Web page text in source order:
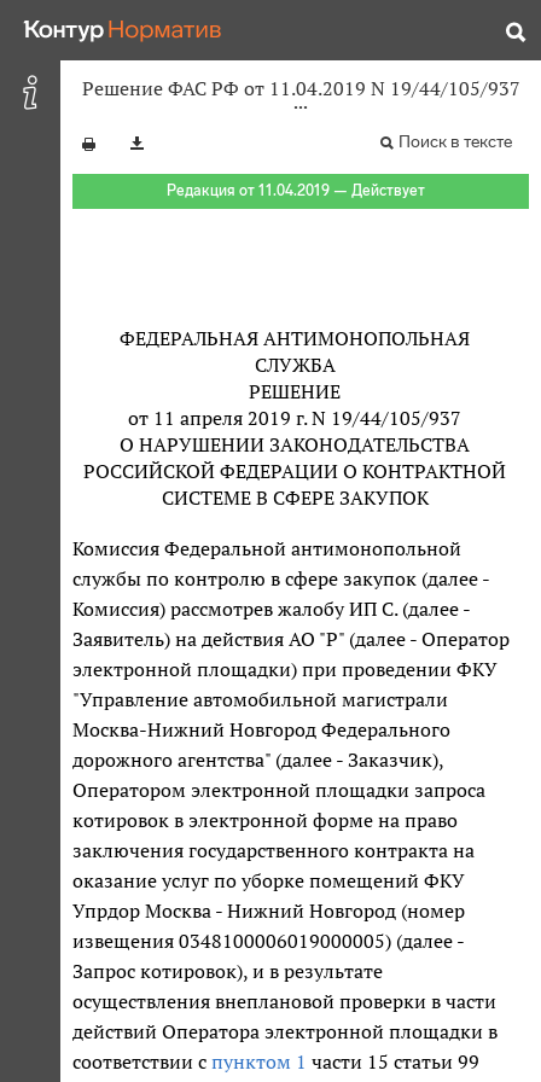
Решение ФАС РФ от 11.04.2019 N 19/44/105/937
Поиск в тексте
Редакция от 11.04.2019 — Действует
ФЕДЕРАЛЬНАЯ АНТИМОНОПОЛЬНАЯ
СЛУЖБА
РЕШЕНИЕ
от 11 апреля 2019 г. N 19/44/105/937
О НАРУШЕНИИ ЗАКОНОДАТЕЛЬСТВА
РОССИЙСКОЙ ФЕДЕРАЦИИ О КОНТРАКТНОЙ
СИСТЕМЕ В СФЕРЕ ЗАКУПОК
Комиссия Федеральной антимонопольной
службы по контролю в сфере закупок (далее -
Комиссия) рассмотрев жалобу ИП С. (далее -
Заявитель) на действия АО "Р" (далее - Оператор
электронной площадки) при проведении ФКУ
"Управление автомобильной магистрали
Москва-Нижний Новгород Федерального
дорожного агентства" (далее - Заказчик),
Оператором электронной площадки запроса
котировок в электронной форме на право
заключения государственного контракта на
оказание услуг по уборке помещений ФКУ
Упрдор Москва - Нижний Новгород (номер
извещения 0348100006019000005) (далее -
Запрос котировок), и в результате
осуществления внеплановой проверки в части
действий Оператора электронной площадки в
соответствии с пунктом 1 части 15 статьи 99